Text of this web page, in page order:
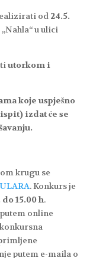
od 24.5.
u ulici
utorkom i
koje uspješno
izdat će se
krugu se
. Konkurs je
15.00 h.
online
putem e-maila o